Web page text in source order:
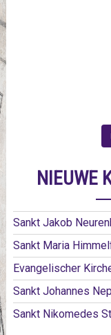
NIEUWE
Sankt Jakob
Sankt Maria
Evangelischer
Sankt Johannes
Sankt Nikomedes